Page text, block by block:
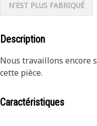
N'EST PLUS FABRIQUÉ
Description
Nous travaillons encore
cette pièce.
Caractéristiques